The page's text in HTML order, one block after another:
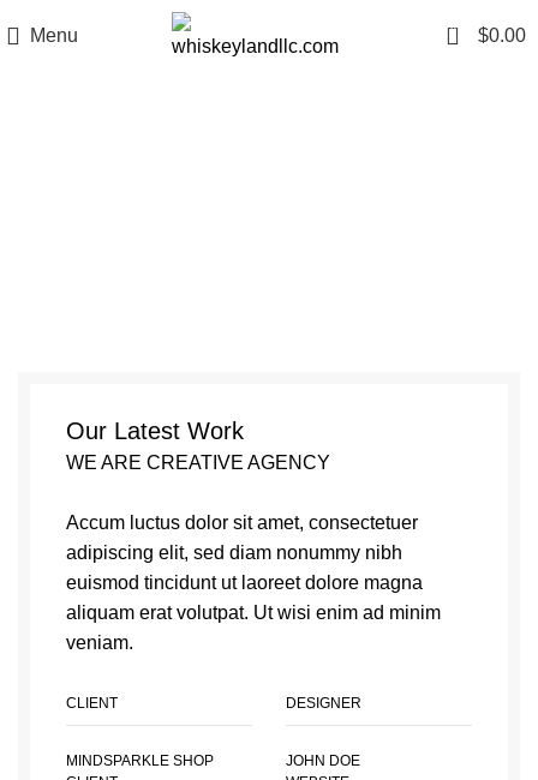
Menu 0 $0.00
Our Latest Work
WE ARE CREATIVE AGENCY
Accum luctus dolor sit amet, consectetuer
adipiscing elit, sed diam nonummy nibh
euismod tincidunt ut laoreet dolore magna
aliquam erat volutpat. Ut wisi enim ad minim
veniam.
CLIENT
MINDSPARKLE SHOP
DESIGNER
JOHN DOE